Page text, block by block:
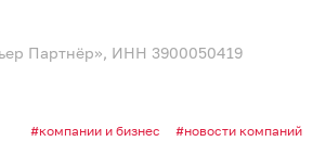
Партнёр», ИНН 3900050419
компании и бизнес новости компаний